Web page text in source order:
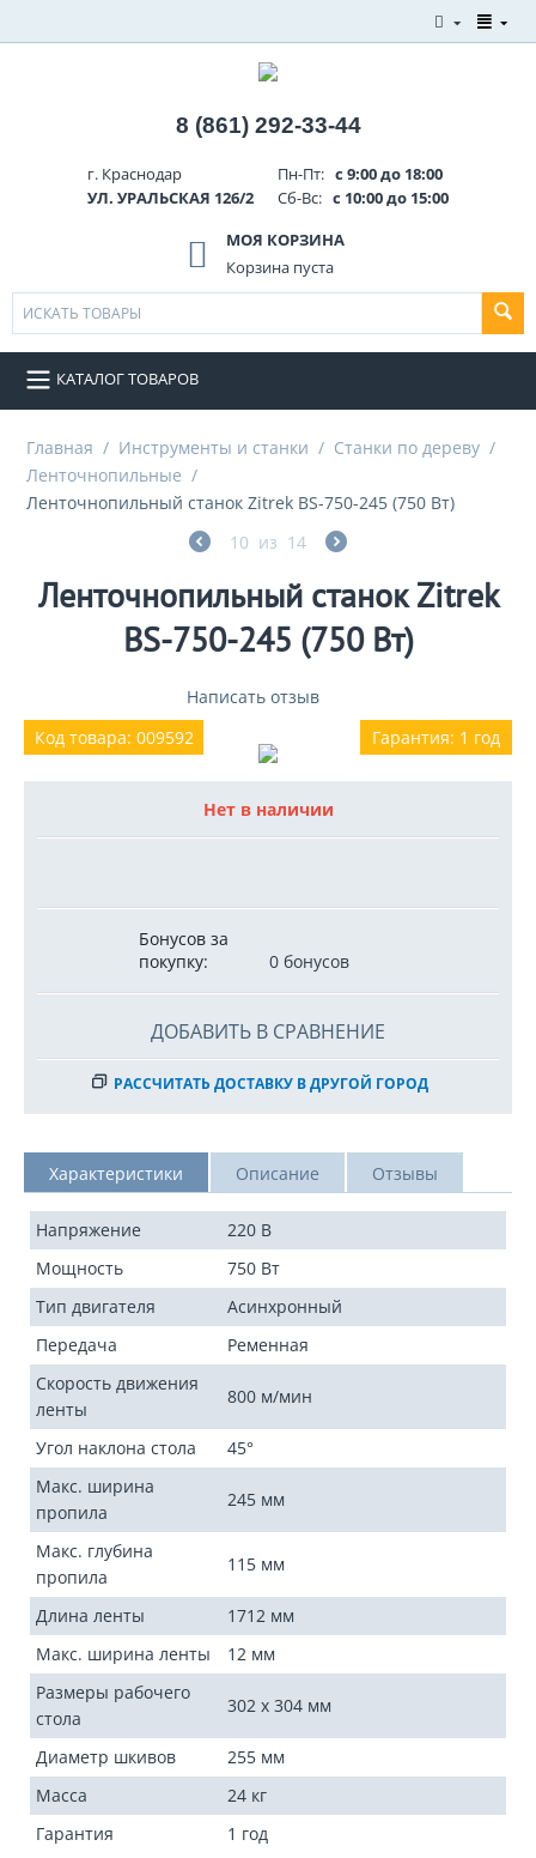
8 (861) 292-33-44
г. Краснодар
УЛ. УРАЛЬСКАЯ 126/2
Пн-Пт: с 9:00 до 18:00
Сб-Вс: с 10:00 до 15:00
МОЯ КОРЗИНА
Корзина пуста
КАТАЛОГ ТОВАРОВ
Главная / Инструменты и станки / Станки по дереву /
Ленточнопильные /
Ленточнопильный станок Zitrek BS-750-245 (750 Вт)
10 из 14
Ленточнопильный станок Zitrek
BS-750-245 (750 Вт)
Написать отзыв
Гарантия: 1 год
Код товара: 009592
Нет в наличии
Бонусов за
покупку:
0 бонусов
ДОБАВИТЬ В СРАВНЕНИЕ
РАССЧИТАТЬ ДОСТАВКУ В ДРУГОЙ ГОРОД
Характеристики Описание Отзывы
Напряжение
220 В
Мощность
750 Вт
Тип двигателя
Асинхронный
Передача
Ременная
Скорость движения
ленты
800 м/мин
Угол наклона стола
45°
Макс. ширина
пропила
245 мм
Макс. глубина
пропила
115 мм
Длина ленты
1712 мм
Макс. ширина ленты
12 мм
Размеры рабочего
стола
302 х 304 мм
Диаметр шкивов
255 мм
Масса
24 кг
Гарантия
1 год